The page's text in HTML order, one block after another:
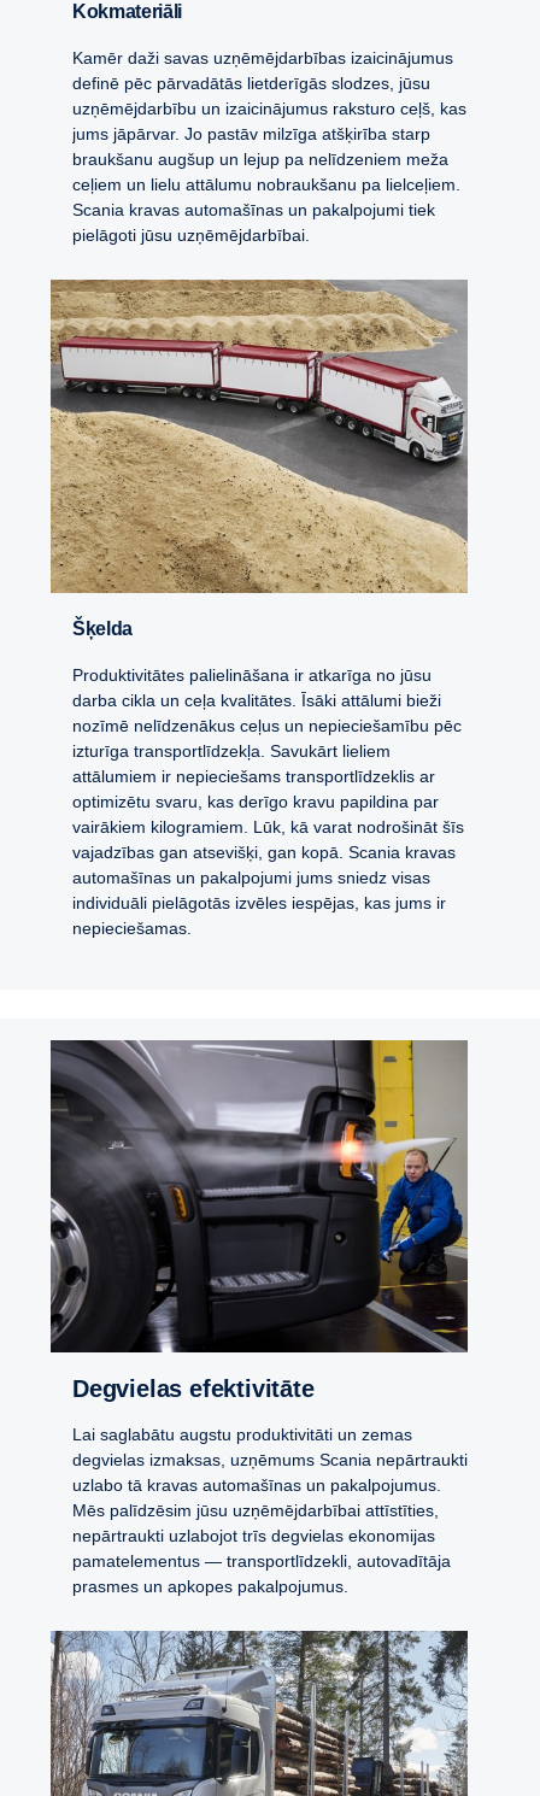
Kokmateriāli
Kamēr daži savas uzņēmējdarbības izaicinājumus
definē pēc pārvadātās lietderīgās slodzes, jūsu
uzņēmējdarbību un izaicinājumus raksturo ceļš, kas
jums jāpārvar. Jo pastāv milzīga atšķirība starp
braukšanu augšup un lejup pa nelīdzeniem meža
ceļiem un lielu attālumu nobraukšanu pa lielceļiem.
Scania kravas automašīnas un pakalpojumi tiek
pielāgoti jūsu uzņēmējdarbībai.
Šķelda
Produktivitātes palielināšana ir atkarīga no jūsu
darba cikla un ceļa kvalitātes. Īsāki attālumi bieži
nozīmē nelīdzenākus ceļus un nepieciešamību pēc
izturīga transportlīdzekļa. Savukārt lieliem
attālumiem ir nepieciešams transportlīdzeklis ar
optimizētu svaru, kas derīgo kravu papildina par
vairākiem kilogramiem. Lūk, kā varat nodrošināt šīs
vajadzības gan atsevišķi, gan kopā. Scania kravas
automašīnas un pakalpojumi jums sniedz visas
individuāli pielāgotās izvēles iespējas, kas jums ir
nepieciešamas.
Degvielas efektivitāte
Lai saglabātu augstu produktivitāti un zemas
degvielas izmaksas, uzņēmums Scania nepārtraukti
uzlabo tā kravas automašīnas un pakalpojumus.
Mēs palīdzēsim jūsu uzņēmējdarbībai attīstīties,
nepārtraukti uzlabojot trīs degvielas ekonomijas
pamatelementus — transportlīdzekli, autovadītāja
prasmes un apkopes pakalpojumus.